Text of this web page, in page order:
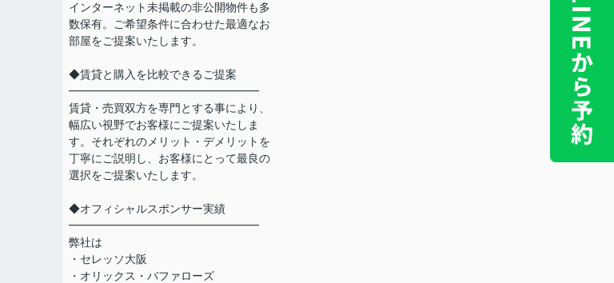
インターネット未掲載の非公開物件も多
数保有。ご希望条件に合わせた最適なお
部屋をご提案いたします。
◆賃貸と購入を比較できるご提案
━━━━━━━━━━━━━━━━━
賃貸・売買双方を専門とする事により、
幅広い視野でお客様にご提案いたしま
す。それぞれのメリット・デメリットを
丁寧にご説明し、お客様にとって最良の
選択をご提案いたします。
◆オフィシャルスポンサー実績
━━━━━━━━━━━━━━━━━
弊社は
・セレッソ大阪
・オリックス・バファローズ